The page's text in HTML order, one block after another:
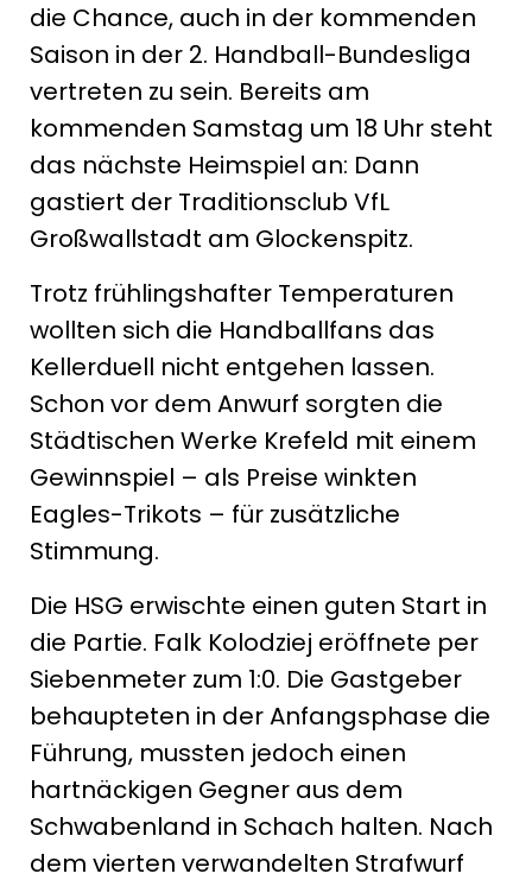
die Chance, auch in der kommenden
Saison in der 2. Handball-Bundesliga
vertreten zu sein. Bereits am
kommenden Samstag um 18 Uhr steht
das nächste Heimspiel an: Dann
gastiert der Traditionsclub VfL
Großwallstadt am Glockenspitz.
Trotz frühlingshafter Temperaturen
wollten sich die Handballfans das
Kellerduell nicht entgehen lassen.
Schon vor dem Anwurf sorgten die
Städtischen Werke Krefeld mit einem
Gewinnspiel – als Preise winkten
Eagles-Trikots – für zusätzliche
Stimmung.
Die HSG erwischte einen guten Start in
die Partie. Falk Kolodziej eröffnete per
Siebenmeter zum 1:0. Die Gastgeber
behaupteten in der Anfangsphase die
Führung, mussten jedoch einen
hartnäckigen Gegner aus dem
Schwabenland in Schach halten. Nach
dem vierten verwandelten Strafwurf